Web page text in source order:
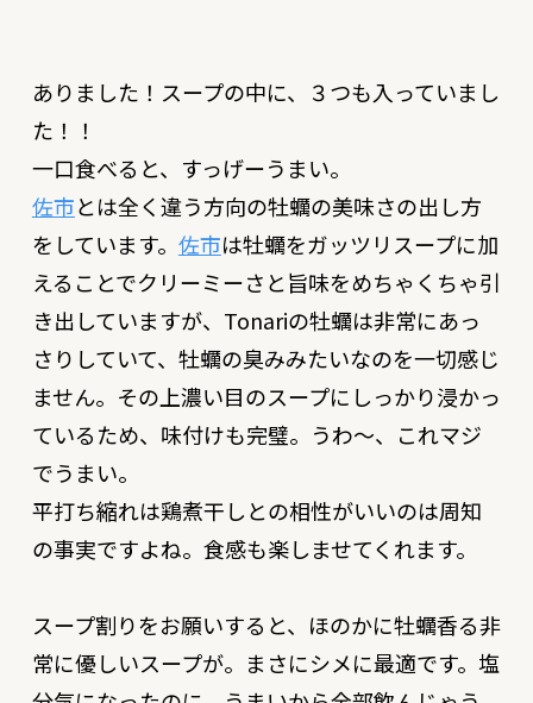
ありました！スープの中に、３つも入っていまし
た！！
一口食べると、 すっげーうまい。
佐市とは全く違う方向の牡蠣の美味さの出し方
をしています。 佐市は牡蠣をガッツリスープに加
えることでクリーミーさと旨味をめちゃくちゃ引
き出していますが、Tonariの牡蠣は非常にあっ
さりしていて、牡蠣の臭みみたいなのを一切感じ
ません。その上濃い目のスープにしっかり浸かっ
ているため、味付けも完璧。うわ〜、これマジ
でうまい。
平打ち縮れは鶏煮干しとの相性がいいのは周知
の事実ですよね。食感も楽しませてくれます。
スープ割りをお願いすると、ほのかに牡蠣香る非
常に優しいスープが。まさにシメに最適です。塩